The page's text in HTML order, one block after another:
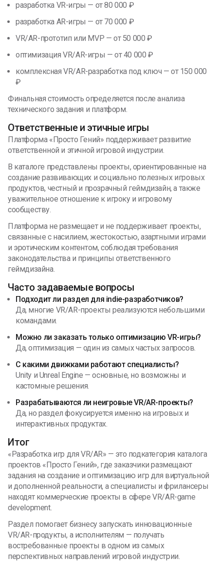
разработка VR-игры — от 80 000 ₽
разработка AR-игры — от 70 000 ₽
VR/AR-прототип или MVP — от 50 000 ₽
оптимизация VR/AR-игры — от 40 000 ₽
комплексная VR/AR-разработка под ключ — от 150 000
₽
Финальная стоимость определяется после анализа
технического задания и платформ.
Ответственные и этичные игры
Платформа «Просто Гений» поддерживает развитие
ответственной и этичной игровой индустрии.
В каталоге представлены проекты, ориентированные на
создание развивающих и социально полезных игровых
продуктов, честный и прозрачный геймдизайн, а также
уважительное отношение к игроку и игровому
сообществу.
Платформа не размещает и не поддерживает проекты,
связанные с насилием, жестокостью, азартными играми
и эротическим контентом, соблюдая требования
законодательства и принципы ответственного
геймдизайна.
Часто задаваемые вопросы
Подходит ли раздел для indie-разработчиков?
Да, многие VR/AR-проекты реализуются небольшими
командами.
Можно ли заказать только оптимизацию VR-игры?
Да, оптимизация — один из самых частых запросов.
С какими движками работают специалисты?
Unity и Unreal Engine — основные, но возможны и
кастомные решения.
Разрабатываются ли неигровые VR/AR-проекты?
Да, но раздел фокусируется именно на игровых и
интерактивных продуктах.
Итог
«Разработка игр для VR/AR» — это подкатегория каталога
проектов «Просто Гений», где заказчики размещают
задания на создание и оптимизацию игр для виртуальной
и дополненной реальности, а специалисты и фрилансеры
находят коммерческие проекты в сфере VR/AR-game
development.
Раздел помогает бизнесу запускать инновационные
VR/AR-продукты, а исполнителям — получать
востребованные проекты в одном из самых
перспективных направлений игровой индустрии.